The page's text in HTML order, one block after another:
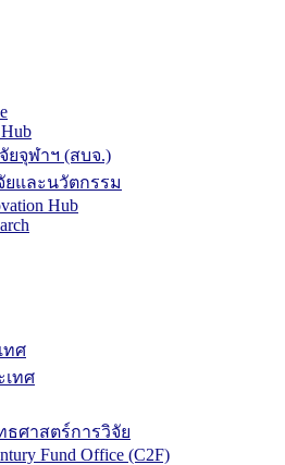
ยจุฬาฯ (สบจ.)
ยและนวัตกรรม
Hub
ทศ
เทศ
ศาสตร์การวิจัย
Fund Office (C2F)